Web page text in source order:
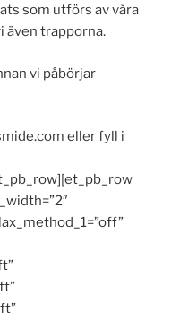
som utförs av våra
även trapporna.
vi påbörjar
eller fyll i